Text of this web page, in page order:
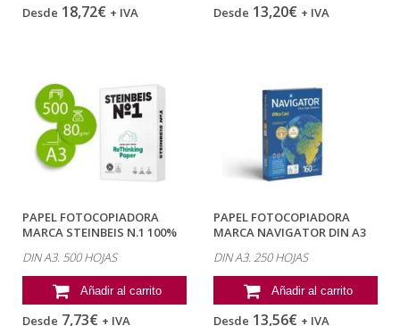
Desde 18,72€ + IVA Desde 13,20€ + IVA
PAPEL FOTOCOPIADORA
MARCA STEINBEIS N.1 100%
DIN A3. 500 HOJAS
Añadir al carrito
Desde 7,73€ + IVA
PAPEL FOTOCOPIADORA
MARCA NAVIGATOR DIN A3
DIN A3. 250 HOJAS
Añadir al carrito
Desde 13,56€ + IVA